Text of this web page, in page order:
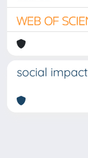
social impact